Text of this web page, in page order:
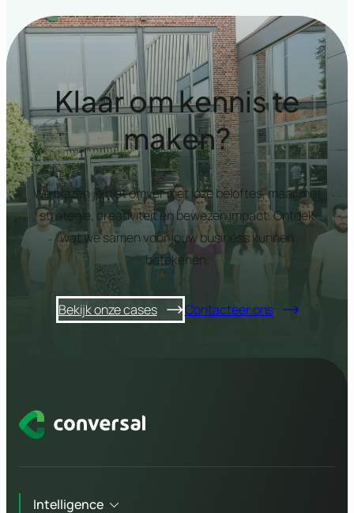
Klaar om kennis te
maken?
We blazen je niet omver met loze beloftes, maar met
strategie, creativiteit en bewezen impact. Ontdek
wat we samen voor jouw business kunnen
betekenen.
Bekijk onze cases Contacteer ons
Intelligence